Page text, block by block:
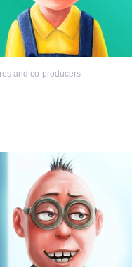
and co-producers